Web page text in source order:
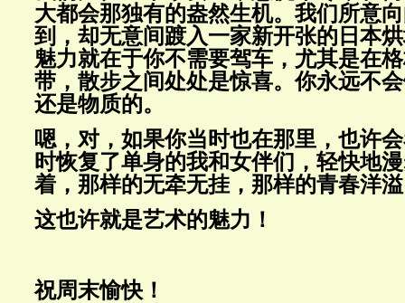
大都会那独有的盎然生机。我们所意
到，却无意间踱入一家新开张的日本
魅力就在于你不需要驾车，尤其是在
带，散步之间处处是惊喜。你永远不
还是物质的。
嗯，对，如果你当时也在那里，也许
时恢复了单身的我和女伴们，轻快地
着，那样的无牵无挂，那样的青春洋
这也许就是艺术的魅力！
祝周末愉快！